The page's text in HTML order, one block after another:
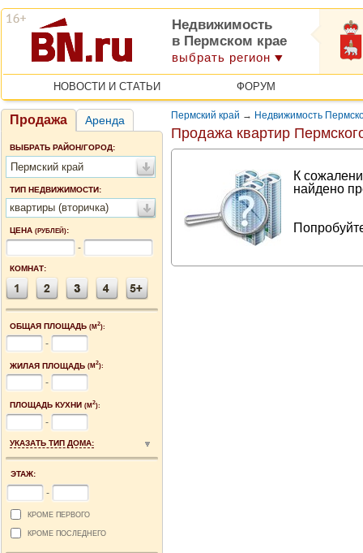
Недвижимость
в Пермском крае
выбрать регион
НОВОСТИ И СТАТЬИ ФОРУМ
Продажа Аренда
ВЫБРАТЬ РАЙОН/ГОРОД:
Пермский край
ТИП НЕДВИЖИМОСТИ:
квартиры (вторичка)
ЦЕНА (РУБЛЕЙ):
-
КОМНАТ:
ОБЩАЯ ПЛОЩАДЬ (М2):
-
ЖИЛАЯ ПЛОЩАДЬ (М2):
-
ПЛОЩАДЬ КУХНИ (М2):
-
УКАЗАТЬ ТИП ДОМА:
ЭТАЖ:
-
КРОМЕ ПЕРВОГО
КРОМЕ ПОСЛЕДНЕГО
Пермский край → Недвижимость
Продажа квартир
К
найдено